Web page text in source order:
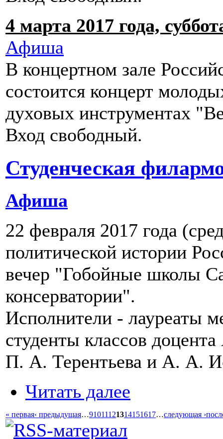
4 марта 2017 года,
Афиша
В концертном зале
состоится концерт
духовых инструментах
Вход свободный.
Студенческая
Афиша
22 февраля 2017 года
политической истории
вечер "Гобойные школы
консерватории".
Исполнители - лауреаты
студенты классов
П. А. Терентьева и А. А.
Читать далее
« первая‹ предыдущая…91011121314151617…следующая ›